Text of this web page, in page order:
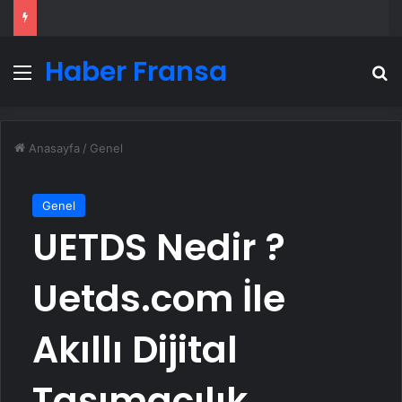
Menü
Haber Fransa
Anasayfa / Genel
Genel
UETDS Nedir ?
Uetds.com İle
Akıllı Dijital